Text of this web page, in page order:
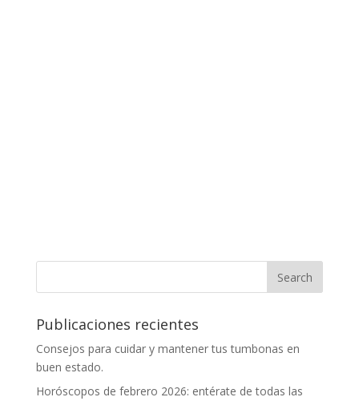
Publicaciones recientes
Consejos para cuidar y mantener tus tumbonas en
buen estado.
Horóscopos de febrero 2026: entérate de todas las